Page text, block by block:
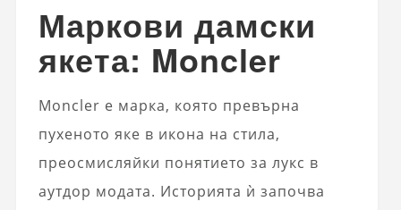
Маркови дамски
якета: Moncler
Moncler е марка, която превърна
пухеното яке в икона на стила,
преосмисляйки понятието за лукс в
аутдор модата. Историята ѝ започва